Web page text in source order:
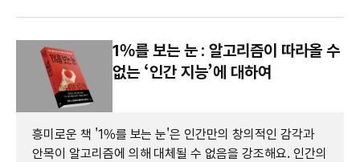
1%를 보는 눈 : 알고리즘이 따라올 수
없는 ‘인간 지능’에 대하여
흥미로운 책 '1%를 보는 눈'은 인간만의 창의적인 감각과
안목이 알고리즘에 의해 대체될 수 없음을 강조해요. 인간의